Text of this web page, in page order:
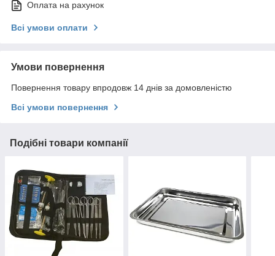
Оплата на рахунок
Всі умови оплати
Умови повернення
Повернення товару впродовж 14 днів за домовленістю
Всі умови повернення
Подібні товари компанії